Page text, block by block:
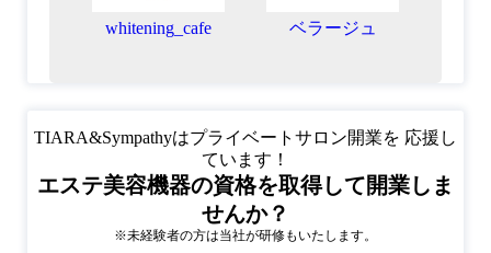
whitening_cafe ベラージュ
TIARA&Sympathyはプライベートサロン開業を 応援し
ています！
エステ美容機器の資格を取得して開業しま
せんか？
※未経験者の方は当社が研修もいたします。